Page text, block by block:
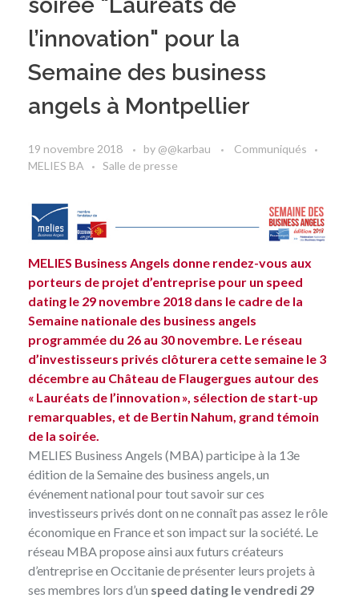
soirée "Lauréats de
l’innovation" pour la
Semaine des business
angels à Montpellier
19 novembre 2018 by @@karbau
Communiqués
MELIES BA
Salle de presse
MELIES Business Angels donne rendez-vous aux
porteurs de projet d’entreprise pour un speed
dating le 29 novembre 2018 dans le cadre de la
Semaine nationale des business angels
programmée du 26 au 30 novembre. Le réseau
d’investisseurs privés clôturera cette semaine le 3
décembre au Château de Flaugergues autour des
« Lauréats de l’innovation », sélection de start-up
remarquables, et de Bertin Nahum, grand témoin
de la soirée.
MELIES Business Angels (MBA) participe à la 13e
édition de la Semaine des business angels, un
événement national pour tout savoir sur ces
investisseurs privés dont on ne connaît pas assez le rôle
économique en France et son impact sur la société. Le
réseau MBA propose ainsi aux futurs créateurs
d’entreprise en Occitanie de présenter leurs projets à
ses membres lors d’un speed dating le vendredi 29